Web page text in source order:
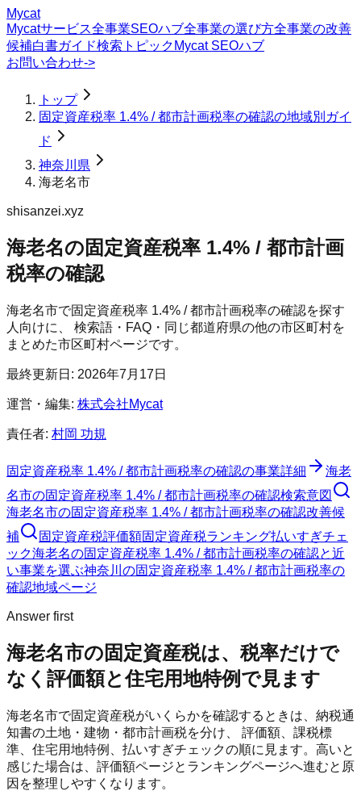
Mycat
Mycatサービス全事業SEOハブ全事業の選び方全事業の改善
候補白書ガイド検索トピック Mycat SEOハブ
お問い合わせ->
トップ
固定資産税率 1.4% / 都市計画税率の確認の地域別ガイ
ド
神奈川県
海老名市
shisanzei.xyz
海老名の固定資産税率 1.4% / 都市計画
税率の確認
海老名市で固定資産税率 1.4% / 都市計画税率の確認を探す
人向けに、 検索語・FAQ・同じ都道府県の他の市区町村を
まとめた市区町村ページです。
最終更新日: 2026年7月17日
運営・編集: 株式会社Mycat
責任者: 村岡 功規
固定資産税率 1.4% / 都市計画税率の確認の事業詳細
海老
名市の固定資産税率 1.4% / 都市計画税率の確認検索意図
海老名市の固定資産税率 1.4% / 都市計画税率の確認改善候
補
固定資産税評価額固定資産税ランキング払いすぎチェ
ック海老名の固定資産税率 1.4% / 都市計画税率の確認と近
い事業を選ぶ神奈川 の固定資産税率 1.4% / 都市計画税率の
確認地域ページ
Answer first
海老名市の固定資産税は、税率だけで
なく評価額と住宅用地特例で見ます
海老名市で固定資産税がいくらかを確認するときは、納税通
知書の土地・建物・都市計画税を分け、 評価額、課税標
準、住宅用地特例、払いすぎチェックの順に見ます。高いと
感じた場合は、評価額ページとランキングページへ進むと原
因を整理しやすくなります。